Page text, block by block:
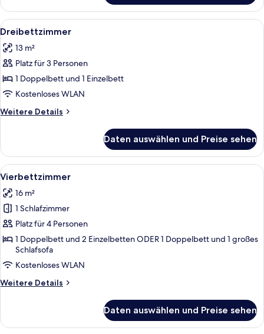
Alle
Fotos
für
Dreibettzimmer
anzeigen
Ein Hotelzimmer mit einem großen
10
Dreibettzimmer
13 m²
Platz für 3 Personen
1 Doppelbett und 1 Einzelbett
Kostenloses WLAN
Weitere Details
Weitere
Daten auswählen und Preise sehen
Alle
Fotos
für
Vierbettzimmer
anzeigen
Ein Zimmer mit zwei Betten,
6
Vierbettzimmer
16 m²
1 Schlafzimmer
Platz für 4 Personen
1 Doppelbett und 2 Einzelbetten ODER 1 Doppelbett und 1 großes
Schlafsofa
Kostenloses WLAN
Weitere Details
Weitere
Daten auswählen und Preise sehen